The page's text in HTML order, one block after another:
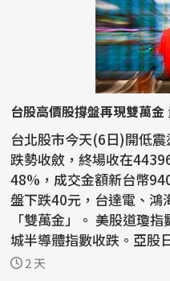
台股高價股撐盤再現雙萬
台北股市今天(6日)開低
跌勢收斂，終場收在
48%，成交金額新台幣
盤下跌40元，台達電、鴻
「雙萬金」。 美股道瓊指數創新高，那斯達克指數、費
城半導體指數收跌。亞股
4487點開...
2 天